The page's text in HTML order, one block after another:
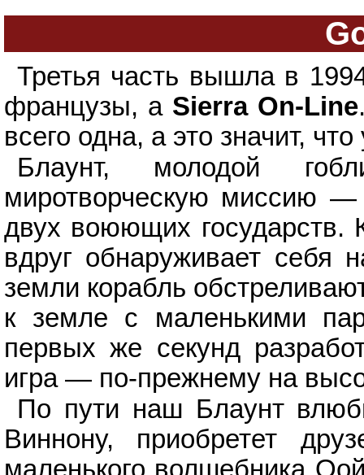
Третья часть вышла в
французы, а Sierra On-Line
всего одна, а это значит,
Блаунт, молодой
миротворческую миссию
двух воюющих государств.
вдруг обнаруживает
земли корабль
к земле с маленькими
первых же секунд
игра — по-прежнему на
По пути наш Блаунт
Виннону, приобретет